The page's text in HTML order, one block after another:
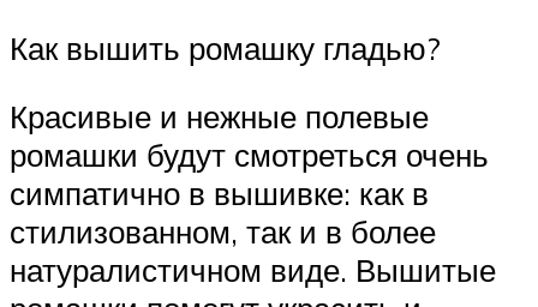
Как вышить ромашку гладью?
Красивые и нежные полевые
ромашки будут смотреться очень
симпатично в вышивке: как в
стилизованном, так и в более
натуралистичном виде. Вышитые